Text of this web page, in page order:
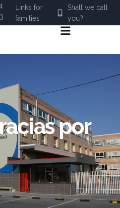
Links for
families
Shall we call
you?
por